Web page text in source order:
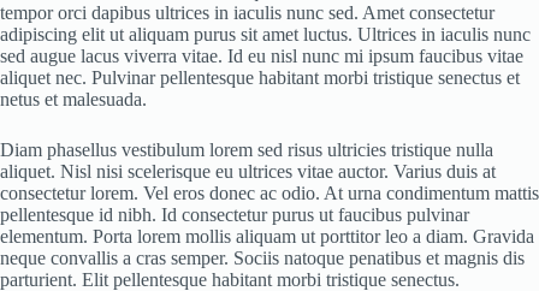
tempor orci dapibus ultrices in iaculis nunc sed. Amet consectetur
adipiscing elit ut aliquam purus sit amet luctus. Ultrices in iaculis nunc
sed augue lacus viverra vitae. Id eu nisl nunc mi ipsum faucibus vitae
aliquet nec. Pulvinar pellentesque habitant morbi tristique senectus et
netus et malesuada.
Diam phasellus vestibulum lorem sed risus ultricies tristique nulla
aliquet. Nisl nisi scelerisque eu ultrices vitae auctor. Varius duis at
consectetur lorem. Vel eros donec ac odio. At urna condimentum mattis
pellentesque id nibh. Id consectetur purus ut faucibus pulvinar
elementum. Porta lorem mollis aliquam ut porttitor leo a diam. Gravida
neque convallis a cras semper. Sociis natoque penatibus et magnis dis
parturient. Elit pellentesque habitant morbi tristique senectus.